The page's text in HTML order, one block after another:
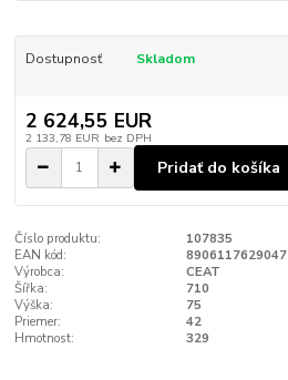
Dostupnosť Skladom
2 624,55 EUR
2 133,78 EUR bez DPH
Pridať do košíka
Číslo produktu:
107835
EAN kód:
8906117629047
Výrobca:
CEAT
Šířka:
710
Výška:
75
Priemer:
42
Hmotnost:
329